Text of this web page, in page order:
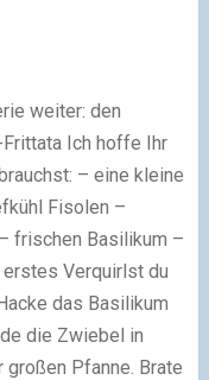
weiter: den
Ich hoffe Ihr
– eine kleine
Fisolen –
frischen Basilikum –
Verquirlst du
das Basilikum
die Zwiebel in
Pfanne. Brate